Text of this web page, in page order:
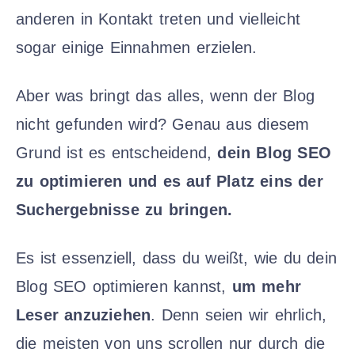
anderen in Kontakt treten und vielleicht
sogar einige Einnahmen erzielen.
Aber was bringt das alles, wenn der Blog
nicht gefunden wird? Genau aus diesem
Grund ist es entscheidend,dein Blog SEO
zu optimieren und es auf Platz eins der
Suchergebnisse zu bringen.
Es ist essenziell, dass du weißt, wie du dein
Blog SEO optimieren kannst, um mehr
Leser anzuziehen. Denn seien wir ehrlich,
die meisten von uns scrollen nur durch die